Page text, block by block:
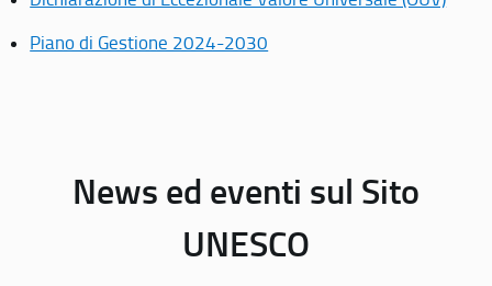
Piano di Gestione 2024-2030
News ed eventi sul Sito
UNESCO